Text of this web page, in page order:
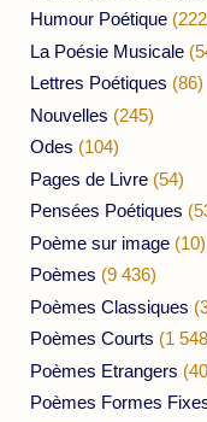
Humour Poétique
La Poésie Musicale
Lettres Poétiques (86)
Nouvelles (245)
Odes (104)
Pages de Livre (54)
Pensées Poétiques
Poème sur image (10)
Poèmes (9 436)
Poèmes Classiques
Poèmes Courts (1
Poèmes Etrangers
Poèmes Formes